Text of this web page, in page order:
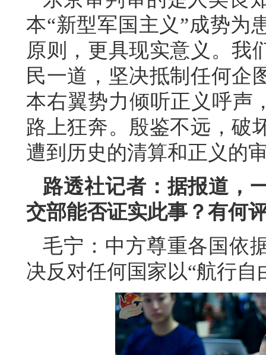
本“新型军国主义”成势为
原则，更具现实意义。我
民一道，坚决抵制任何企
本右翼势力倾听正义呼声
路上狂奔。殷鉴不远，破
遭到历史的清算和正义的
路透社记者：据报道，
交部能否证实此事？有何
毛宁：中方尊重各国依
决反对任何国家以“航行